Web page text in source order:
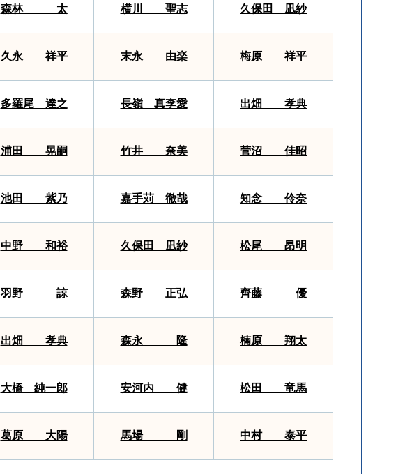
森林 太 横川 聖志 久保田 凪紗
久永 祥平 末永 由楽 梅原 祥平
多羅尾 達之 長嶺 真李愛 出畑 孝典
浦田 晃嗣 竹井 奈美 菅沼 佳昭
池田 紫乃 嘉手苅 徹哉 知念 伶奈
中野 和裕 久保田 凪紗 松尾 昂明
羽野 諒 森野 正弘 齊藤 優
出畑 孝典 森永 隆 楠原 翔太
大橋 純一郎 安河内 健 松田 竜馬
葛原 大陽 馬場 剛 中村 泰平